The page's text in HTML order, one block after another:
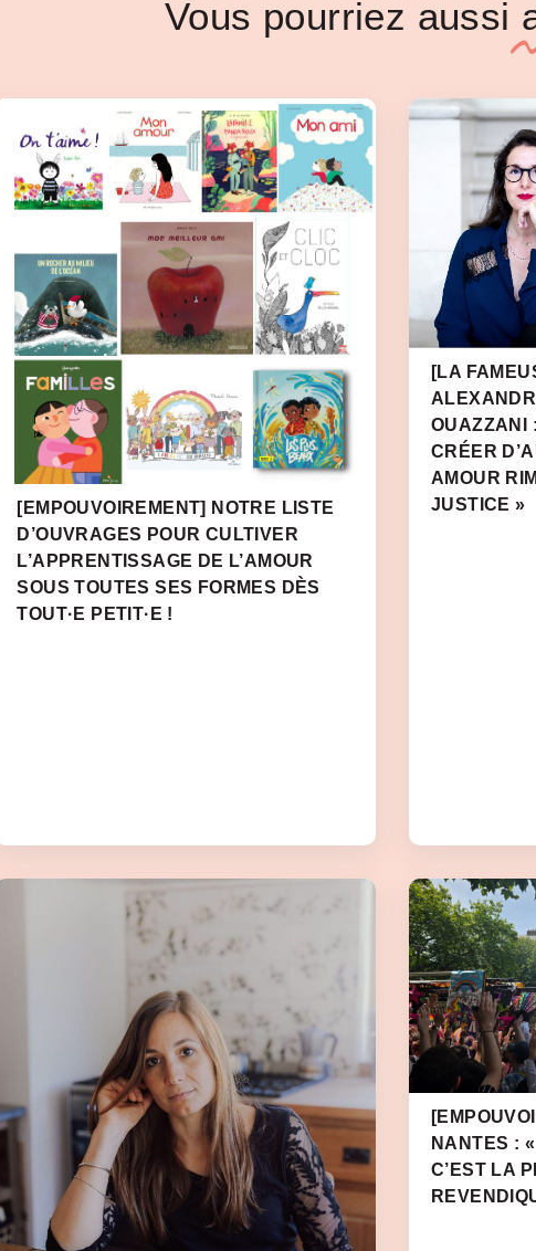
Vous pourriez aussi
[EMPOUVOIREMENT] NOTRE LISTE
D’OUVRAGES POUR CULTIVER
L’APPRENTISSAGE DE L’AMOUR
SOUS TOUTES SES FORMES DÈS
TOUT·E PETIT·E !
[LA
OUAZZANI
CRÉER
AMOUR
JUSTICE »
NANTES :
C’EST LA